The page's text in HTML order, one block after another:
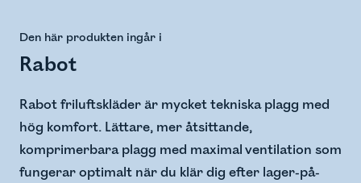
Den här produkten ingår i
Rabot
Rabot friluftskläder är mycket tekniska plagg med
hög komfort. Lättare, mer åtsittande,
komprimerbara plagg med maximal ventilation som
fungerar optimalt när du klär dig efter lager-på-